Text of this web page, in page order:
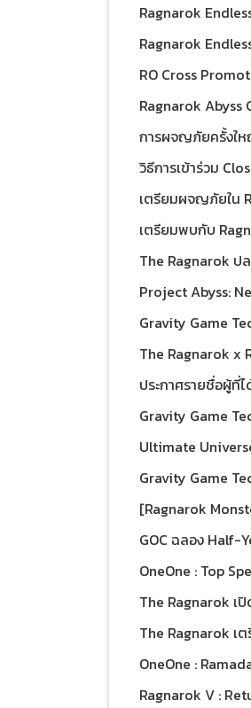
ทางการ! แฟน RO
Ragnarok
Ragnarok
RO Cross
Ragnarok Abyss
การผจญภัยครั้งให
ธันวาคมนี้ พร้อมกิ
วิธีการเข้าร่วม
เตรียมผจญภัยใน
เวอร์ชั่นแรก!! เปิด
เตรียมพบกับ
Platform การผจ
The Ragnarok
การแข่งขัน The
Project Abyss:
เปิดตัวเกมเพลย์สุ
Gravity Game
รอบ Pre-CBT แถ
The Ragnarok x
ประกาศรายชื่อผู้ที่
Mobile Game!
Gravity Game
Ragnarok
Ultimate
Gravity Game
RO: Endless
[Ragnarok
$CROSS ร่วมกับ
GOC ฉลอง Half-
มสุดเทพ
OneOne : Top
The Ragnarok เ
จุกๆ 10 เท่า!!
The Ragnarok เ
OneOne :
Ragnarok V :